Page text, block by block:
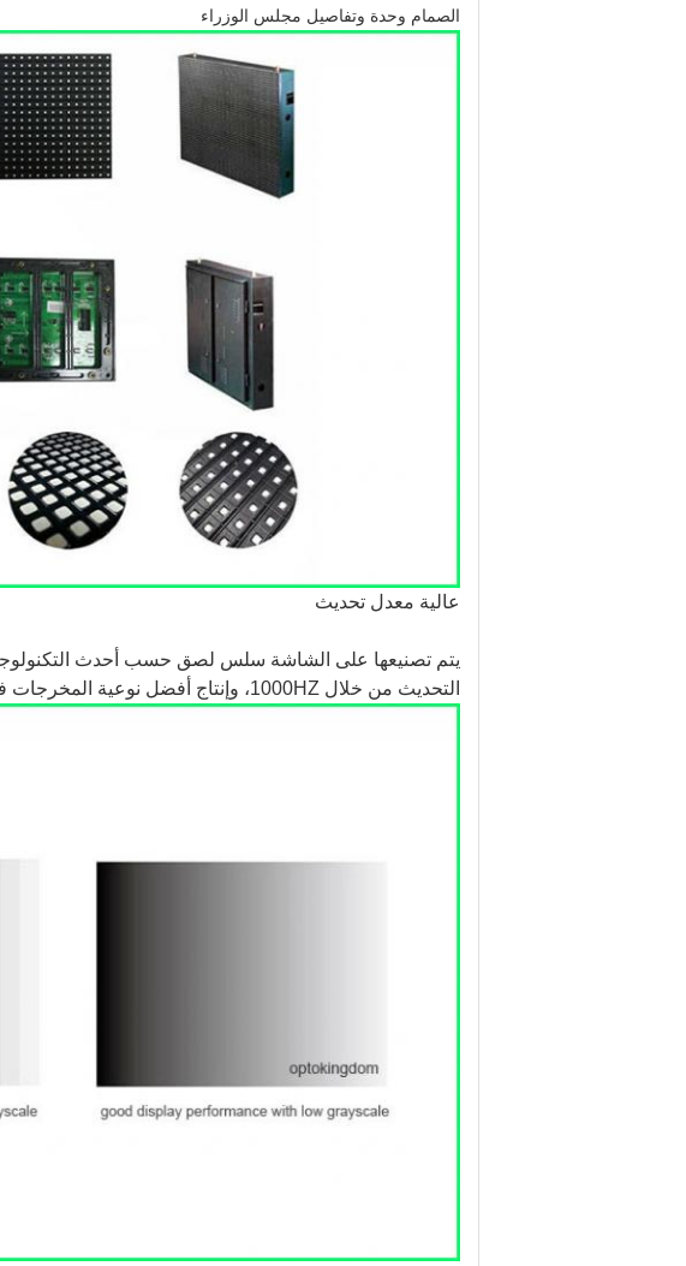
الصمام وحدة وتفاصيل مجلس الوزراء
عالية معدل تحديث
يتم تصنيعها على الشاشة سلس لصق حسب أحدث
التحديث من خلال 1000HZ، وإنتاج أفضل نوعية المخرجات في شكل الصور والفيديو والنصوص.